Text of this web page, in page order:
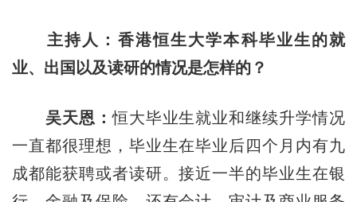
主持人：香港恒生大学本科毕业生的就
业、出国以及读研的情况是怎样的？
吴天恩：恒大毕业生就业和继续升学情况
一直都很理想，毕业生在毕业后四个月内有九
成都能获聘或者读研。接近一半的毕业生在银